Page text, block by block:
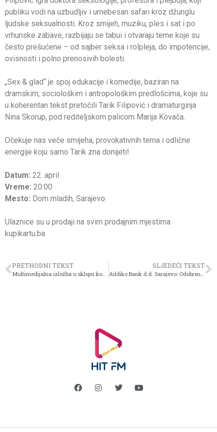
publiku vodi na uzbudljiv i urnebesan safari kroz džunglu
ljudske seksualnosti. Kroz smijeh, muziku, ples i sat i po
vrhunske zabave, razbijaju se tabui i otvaraju teme koje su
često prešućene – od sajber seksa i rolpleja, do impotencije,
ovisnosti i polno prenosivih bolesti.
„Sex & glad“ je spoj edukacije i komedije, baziran na
dramskim, sociološkim i antropološkim predlošcima, koje su
u koherentan tekst pretočili Tarik Filipović i dramaturginja
Nina Skorup, pod rediteljskom palicom Marija Kovača.
Očekuje nas veče smijeha, provokativnih tema i odlične
energije koju samo Tarik zna donijeti!
Datum: 22. april
Vreme: 20:00
Mesto: Dom mladih, Sarajevo
Ulaznice su u prodaji na svim prodajnim mjestima
kupikartu.ba
PRETHODNI TEKST
Multimedijalna izložba u sklopu koncerta grupe Laibach u Domu mladih
SLJEDEĆI TEKST
Addiko Bank d.d. Sarajevo: Odobrenje kredita samo uz ličnu kartu i jednu posjetu poslovnici